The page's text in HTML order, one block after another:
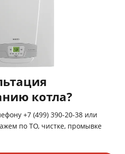
котла?
+7 (499) 390-20-38 или
по ТО, чистке, промывке